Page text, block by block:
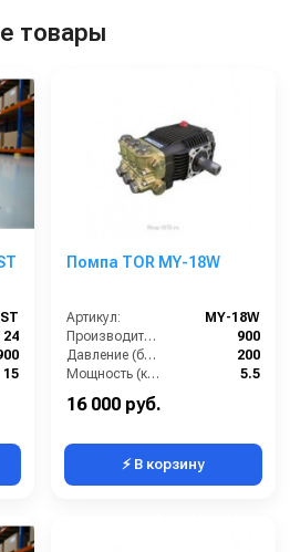
товары
24
15
Помпа TOR MY-18W
Артикул:
MY-18W
Производительность (л/ч):
900
Давление (бар):
200
Мощность (кВт):
5.5
Обороты двигателя (об/мин):
16 000 руб.
⚡ В корзину